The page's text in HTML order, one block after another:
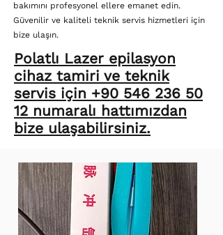
bakımını profesyonel ellere emanet edin.
Güvenilir ve kaliteli teknik servis hizmetleri için
bize ulaşın.
Polatlı Lazer epilasyon
cihaz tamiri ve teknik
servis için +90 546 236 50
12 numaralı hattımızdan
bize ulaşabilirsiniz.